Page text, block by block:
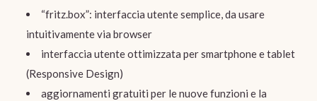
“fritz.box”: interfaccia utente semplice, da usare
intuitivamente via browser
interfaccia utente ottimizzata per smartphone e tablet
(Responsive Design)
aggiornamenti gratuiti per le nuove funzioni e la